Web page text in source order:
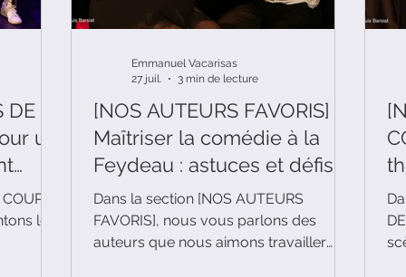
DE
un
deles
[NOS AUTEURS FAVORIS]
Maîtriser la comédie à la
Feydeau : astuces et défis
pour les participant(e)s à
nos cours de théâtre
Dans la section [NOS AUTEURS
FAVORIS], nous vous parlons des
auteurs que nous aimons travailler
Emmanuel Vacarisas
27 juil.
3 min de lecture